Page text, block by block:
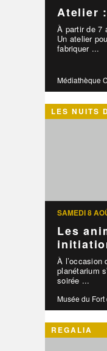
Atelier
À partir de 7
Un atelier
fabriquer ...
Médiathèque
LES NUITS
SAMEDI 8
Les
À l’occasion
planétarium
soirée ...
Musée du
REGALIA